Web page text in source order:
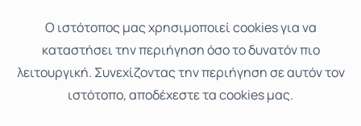
Ο ιστότοπoς μας χρησιμοποιεί cookies για να
καταστήσει την περιήγηση όσο το δυνατόν πιο
λειτουργική. Συνεχίζοντας την περιήγηση σε αυτόν τον
ιστότοπο, αποδέχεστε τα cookies μας.